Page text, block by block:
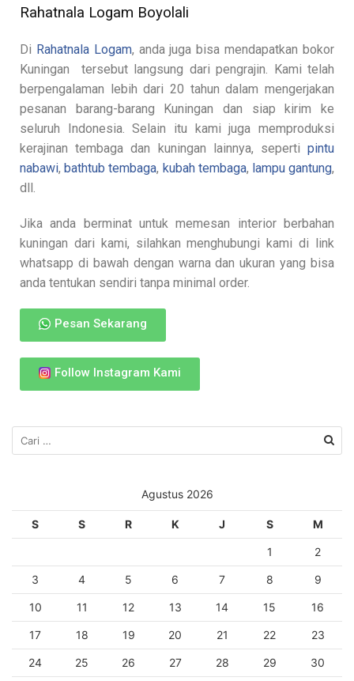
Rahatnala Logam Boyolali
Di Rahatnala Logam, anda juga bisa mendapatkan bokor
Kuningan tersebut langsung dari pengrajin. Kami telah
berpengalaman lebih dari 20 tahun dalam mengerjakan
pesanan barang-barang Kuningan dan siap kirim ke
seluruh Indonesia. Selain itu kami juga memproduksi
kerajinan tembaga dan kuningan lainnya, seperti pintu
nabawi,bathtub tembaga, kubah tembaga, lampu gantung,
dll.
Jika anda berminat untuk memesan interior berbahan
kuningan dari kami, silahkan menghubungi kami di link
whatsapp di bawah dengan warna dan ukuran yang bisa
anda tentukan sendiri tanpa minimal order.
Pesan Sekarang
Follow Instagram Kami
Agustus 2026
S S R K J S M
1 2
3 4 5 6 7 8 9
10 11 12 13 14 15 16
17 18 19 20 21 22 23
24 25 26 27 28 29 30